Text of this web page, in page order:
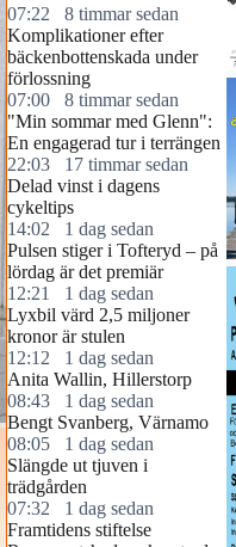
07:22
8 timmar sedan
Komplikationer efter
bäckenbottenskada under
förlossning
07:00
8 timmar sedan
"Min sommar med Glenn":
En engagerad tur i terrängen
22:03
17 timmar sedan
Delad vinst i dagens
cykeltips
14:02
1 dag sedan
Pulsen stiger i Tofteryd – på
lördag är det premiär
12:21
1 dag sedan
Lyxbil värd 2,5 miljoner
kronor är stulen
12:12
1 dag sedan
Anita Wallin, Hillerstorp
08:43
1 dag sedan
Bengt Svanberg, Värnamo
08:05
1 dag sedan
Slängde ut tjuven i
trädgården
07:32
1 dag sedan
Framtidens stiftelse